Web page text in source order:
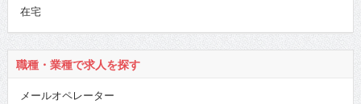
在宅
職種・業種で求人を探す
メールオペレーター